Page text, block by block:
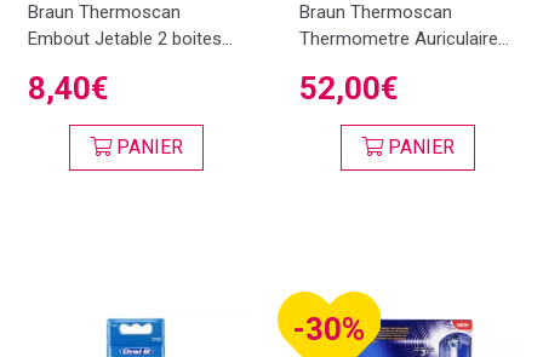
Braun Thermoscan
Embout Jetable 2 boites...
8,40€
PANIER
Braun Thermoscan
Thermometre Auriculaire...
52,00€
PANIER
-30%